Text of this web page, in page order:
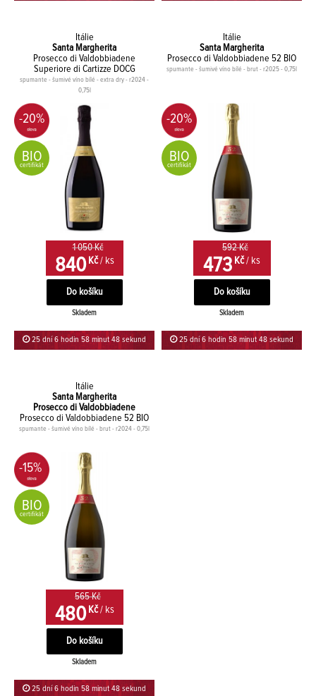
Itálie
Santa Margherita
Prosecco di Valdobbiadene
Superiore di Cartizze DOCG
spumante - šumivé víno bílé - extra dry - r2024 -
0,75l
-20%
BIO
certifikát
1 050 Kč
840Kč / ks
Skladem
25 dní 6 hodin 58 minut 47 sekund
Itálie
Santa Margherita
Prosecco di Valdobbiadene 52 BIO
spumante - šumivé víno bílé - brut - r2025 - 0,75l
-20%
BIO
certifikát
592 Kč
473 Kč / ks
Skladem
25 dní 6 hodin 58 minut 47 sekund
Itálie
Santa Margherita
Prosecco di Valdobbiadene
Prosecco di Valdobbiadene 52 BIO
spumante - šumivé víno bílé - brut - r2024 - 0,75l
-15%
BIO
certifikát
565 Kč
480Kč / ks
Skladem
25 dní 6 hodin 58 minut 47 sekund